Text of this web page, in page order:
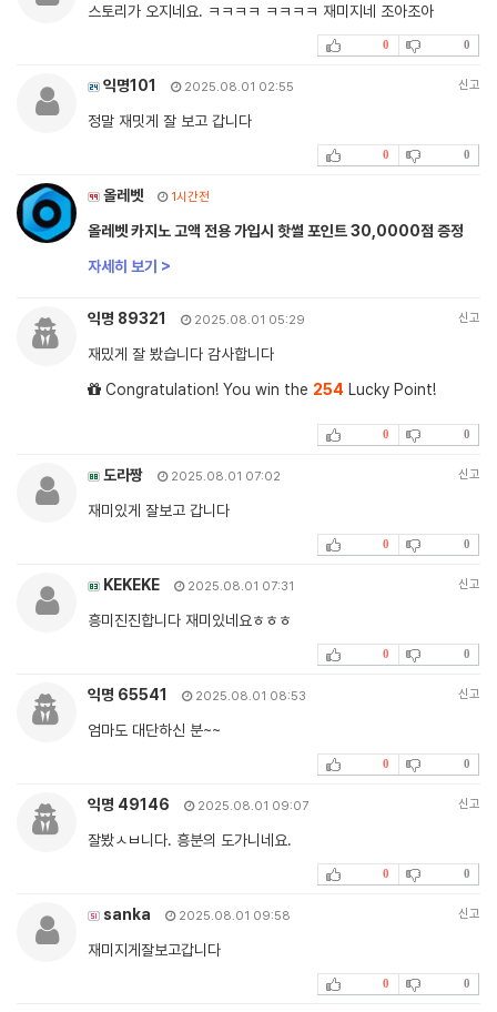
스토리가 오지네요. ㅋㅋㅋㅋ ㅋㅋㅋㅋ 재미지네 조아조아
0 0
익명101 2025.08.01 02:55 신고
정말 재밋게 잘 보고 갑니다
0 0
올레벳 1시간전
올레벳 카지노 고액 전용 가입시 핫썰 포인트 30,0000점 증정
자세히 보기 >
익명 89321 2025.08.01 05:29 신고
재밌게 잘 봤습니다 감사합니다
Congratulation! You win the 254 Lucky Point!
0 0
도라짱 2025.08.01 07:02 신고
재미있게 잘보고 갑니다
0 0
KEKEKE 2025.08.01 07:31 신고
흥미진진합니다 재미있네요ㅎㅎㅎ
0 0
익명 65541 2025.08.01 08:53 신고
엄마도 대단하신 분~~
0 0
익명 49146 2025.08.01 09:07 신고
잘봤ㅅㅂ니다. 흥분의 도가니네요.
0 0
sanka 2025.08.01 09:58 신고
재미지게잘보고갑니다
0 0